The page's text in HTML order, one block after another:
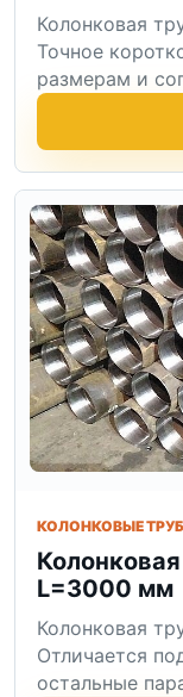
Колонковая
Точное
размерам и
КОЛОНКОВЫЕ
L=3000 мм
Колонковая
Отличается
остальные